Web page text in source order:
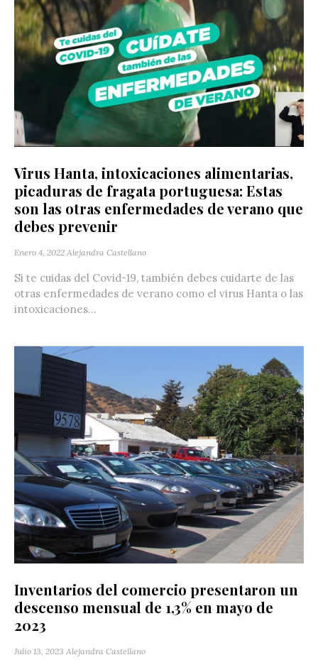
Virus Hanta, intoxicaciones alimentarias,
picaduras de fragata portuguesa: Estas
son las otras enfermedades de verano que
debes prevenir
Enero 4, 2022 Alejandra Castellano
Si te cuidas del Covid-19, también debes cuidarte de las
otras enfermedades de verano como el virus Hanta o las
intoxicaciones...
Inventarios del comercio presentaron un
descenso mensual de 1,3% en mayo de
2023
Julio 13, 2023 Alejandra Castellano